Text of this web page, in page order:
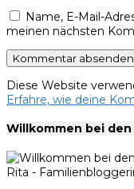
Name, E-Mail-
meinen nächsten
Diese Website
Erfahre, wie deine
Willkommen bei
Rita -